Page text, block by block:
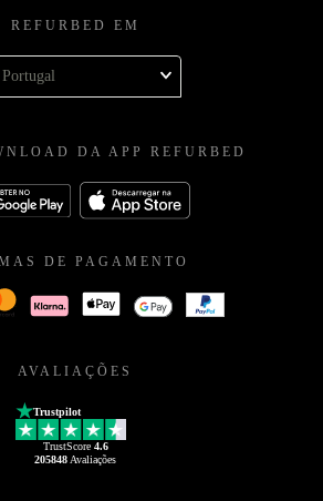
REFURBED EM
Portugal
DA APP REFURBED
DE PAGAMENTO
AVALIAÇÕES
Trustpilot
TrustScore 4.6
205848 Avaliações